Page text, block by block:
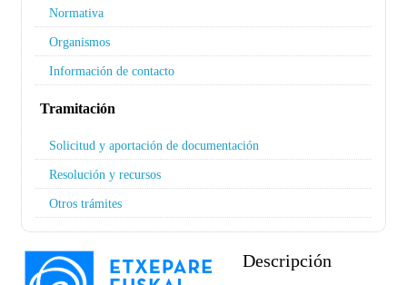
Normativa
Organismos
Información de contacto
Tramitación
Solicitud y aportación de documentación
Resolución y recursos
Otros trámites
Descripción